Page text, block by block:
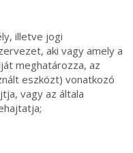
illetve jogi
aki vagy amely a
meghatározza, az
eszközt) vonatkozó
vagy az általa